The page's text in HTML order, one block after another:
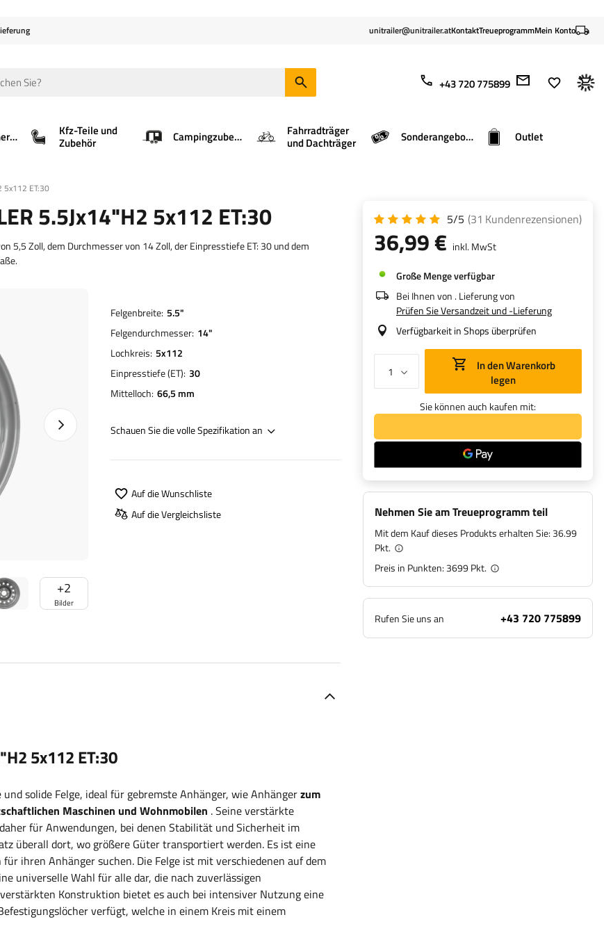
unitrailer@unitrailer.atKontaktTreueprogrammMein Konto
+43 720 775899
Ladungssicherung Kfz-Teile und
Zubehör Campingzubehör Fahrradträger
und Dachträger Sonderangebote Outlet
5x112 ET:30
5.5Jx14"H2 5x112 ET:30
5,5 Zoll, dem Durchmesser von 14 Zoll, der Einpresstiefe ET: 30 und dem
+2
Bilder
Nächstes Foto
Felgenbreite 5.5"
Felgendurchmesser 14"
Lochkreis 5x112
Einpresstiefe (ET) 30
Mittelloch 66,5 mm
Schauen Sie die volle Spezifikation an
Auf die Wunschliste
Auf die Vergleichsliste
5/5 (31 Kundenrezensionen)
36,99 € inkl. MwSt
Große Menge verfügbar
Bei Ihnen von . Lieferung von
Prüfen Sie Versandzeit und -Lieferung
Verfügbarkeit in Shops überprüfen
legen
Sie können auch kaufen mit:
Nehmen Sie am Treueprogramm teil
Mit dem Kauf dieses Produkts erhalten Sie: 36.99
Pkt.
Preis in Punkten: 3699Pkt.
Rufen Sie uns an +43 720 775899
5x112 ET:30
solide Felge, ideal für gebremste Anhänger, wie Anhängerzum
Maschinen und Wohnmobilen . Seine verstärkte
für Anwendungen, bei denen Stabilität und Sicherheit im
überall dort, wo größere Güter transportiert werden. Es ist eine
ihren Anhänger suchen. Die Felge ist mit verschiedenen auf dem
universelle Wahl für alle dar, die nach zuverlässigen
Konstruktion bietet es auch bei intensiver Nutzung eine
verfügt, welche in einem Kreis mit einem